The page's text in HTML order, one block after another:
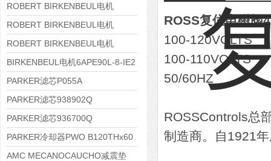
8APE112M-6K-IE3
ROBERT BIRKENBEUL电机
8APE100L-2 IE3
ROBERT BIRKENBEUL电机
8APE90S-4 IE3
ROBERT BIRKENBEUL电机
8APE80M-2K-IE3
BIRKENBEUL电机6APE90L-8-IE2
PARKER滤芯P055A
PARKER滤芯938902Q
PARKER滤芯936700Q
PARKER冷却器PWO B120THx60
AMC MECANOCAUCHO减震垫
ROSS复位电磁阀
100-120VOLTS
100-110VOLTS
50/60HZ
ROSSControls总
制造商。自1921